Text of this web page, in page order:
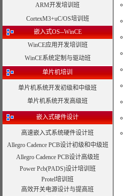
ARM开发培训班
CortexM3+uC/OS培训班
嵌入式OS--WinCE
WinCE应用开发培训班
WinCE系统定制与驱动班
单片机培训
单片机系统开发初级和中级班
单片机系统开发高级班
嵌入式硬件设计
高速嵌入式系统硬件设计班
Allegro Cadence PCB设计初级和中级班
Allegro Cadence PCB设计高级班
Power Pcb(PADS)设计培训班
Protel培训班
高效开关电源设计与提高班